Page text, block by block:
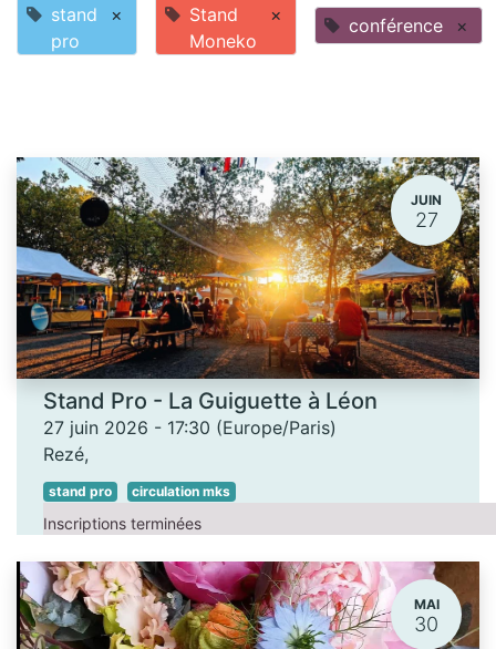
stand
pro
×
Stand
Moneko
× conférence ×
JUIN
27
Stand Pro - La Guiguette à Léon
27 juin 2026 - 17:30 (Europe/Paris)
Rezé,
stand pro circulation mks
Inscriptions terminées
MAI
30